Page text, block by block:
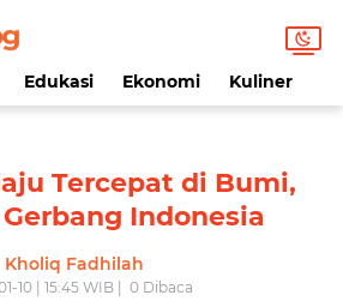
Edukasi Ekonomi Kuliner
Tercepat di Bumi,
Indonesia
Kholiq Fadhilah
10 | 15:45 WIB | 0Dibaca